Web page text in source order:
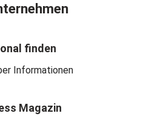
finden
Informationen
Magazin